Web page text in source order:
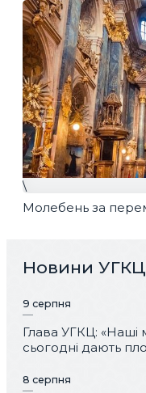
\
Молебень за
Новини УГКЦ
9 серпня
Глава УГКЦ: «Наші
сьогодні дають
8 серпня